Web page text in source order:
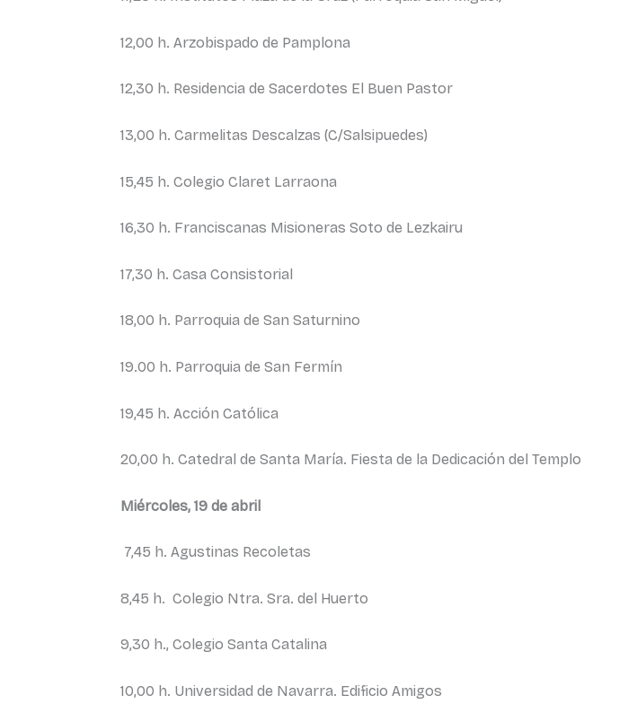
12,00 h. Arzobispado de Pamplona
12,30 h. Residencia de Sacerdotes El Buen Pastor
13,00 h. Carmelitas Descalzas (C/Salsipuedes)
15,45 h. Colegio Claret Larraona
16,30 h. Franciscanas Misioneras Soto de Lezkairu
17,30 h. Casa Consistorial
18,00 h. Parroquia de San Saturnino
19.00 h. Parroquia de San Fermín
19,45 h. Acción Católica
20,00 h. Catedral de Santa María. Fiesta de la Dedicación del Templo
Miércoles, 19 de abril
7,45 h. Agustinas Recoletas
8,45 h. Colegio Ntra. Sra. del Huerto
9,30 h., Colegio Santa Catalina
10,00 h. Universidad de Navarra. Edificio Amigos